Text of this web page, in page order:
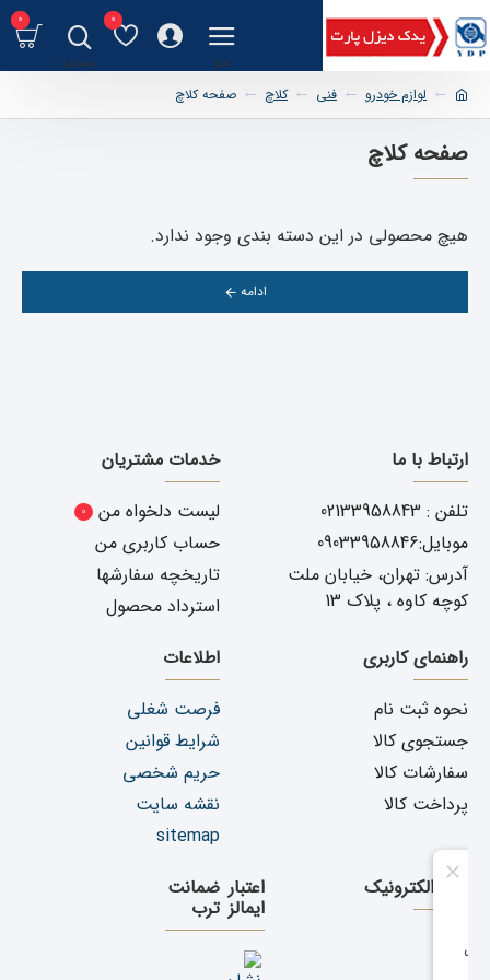
0
0
لوازم خودرو فنی کلاچ صفحه کلاچ
صفحه کلاچ
هیچ محصولی در این دسته بندی وجود ندارد.
ادامه
ارتباط با ما
تلفن : 02133958843
موبایل:09033958846
آدرس: تهران، خیابان ملت
کوچه کاوه ، پلاک 13
خدمات مشتریان
لیست دلخواه من
0
حساب کاربری من
تاریخچه سفارشها
استرداد محصول
راهنمای کاربری
نحوه ثبت نام
جستجوی کالا
سفارشات کالا
پرداخت کالا
اطلاعات
فرصت شغلی
شرایط قوانین
حریم شخصی
نقشه سایت
sitemap
نماد الکترونیک
اعتبار
ایمالز
ضمانت
ترب